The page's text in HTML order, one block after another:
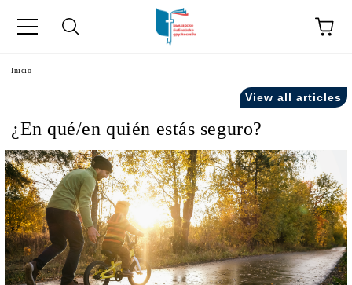
Inicio
View all articles
¿En qué/en quién estás seguro?